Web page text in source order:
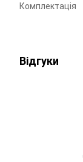
Комплектація
Відгуки